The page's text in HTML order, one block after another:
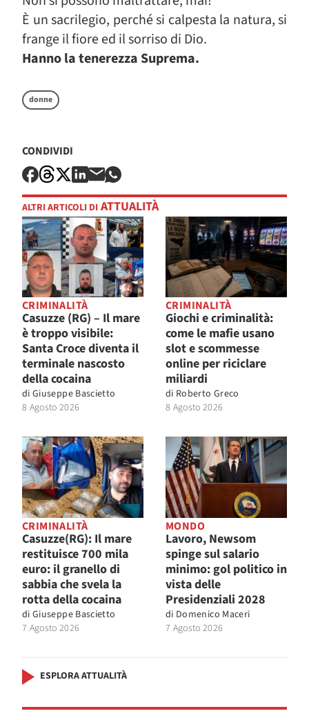
È un sacrilegio, perché si calpesta la natura, si
frange il fiore ed il sorriso di Dio.
Hanno la tenerezza Suprema.
donne
CONDIVIDI
ALTRI ARTICOLI DI ATTUALITÀ
CRIMINALITÀ
Casuzze (RG) – Il mare
è troppo visibile:
Santa Croce diventa il
terminale nascosto
della cocaina
di Giuseppe Bascietto
8 Agosto 2026
CRIMINALITÀ
Giochi e criminalità:
come le mafie usano
slot e scommesse
online per riciclare
miliardi
di Roberto Greco
8 Agosto 2026
CRIMINALITÀ
Casuzze(RG): Il mare
restituisce 700 mila
euro: il granello di
sabbia che svela la
rotta della cocaina
di Giuseppe Bascietto
7 Agosto 2026
MONDO
Lavoro, Newsom
spinge sul salario
minimo: gol politico in
vista delle
Presidenziali 2028
di Domenico Maceri
7 Agosto 2026
ESPLORA ATTUALITÀ